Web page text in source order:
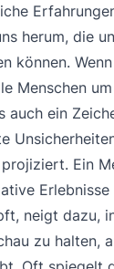
herum, die
können.
Menschen
auch ein
Ein
neigt dazu,
zu halten,